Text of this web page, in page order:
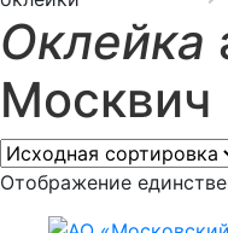
Оклейка
Москвич
Отображение